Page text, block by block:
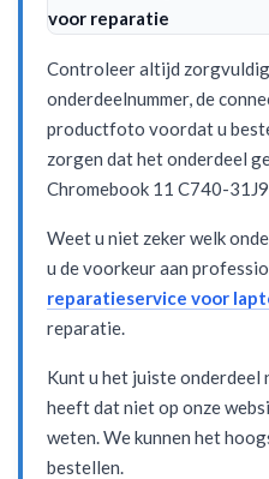
voor reparatie
Controleer altijd zorgvuldig
onderdeelnummer, de
productfoto voordat u
zorgen dat het onderdeel
Chromebook 11 C740-
Weet u niet zeker welk
u de voorkeur aan
reparatieservice voor
reparatie.
Kunt u het juiste onderdeel
heeft dat niet op onze
weten. We kunnen het
bestellen.